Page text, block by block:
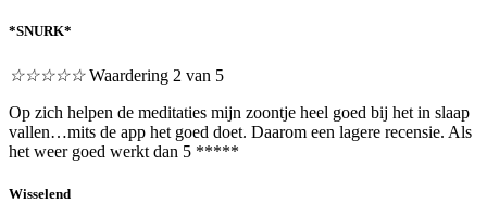
*SNURK*
☆☆☆☆☆ Waardering 2 van 5
Op zich helpen de meditaties mijn zoontje heel goed bij het in slaap
vallen…mits de app het goed doet. Daarom een lagere recensie. Als
het weer goed werkt dan 5 *****
Wisselend